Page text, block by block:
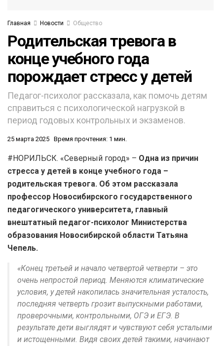
Главная Новости Общество
Родительская тревога в
конце учебного года
порождает стресс у детей
Педагог-психолог рассказала, как помочь детям
справиться с психологической нагрузкой в
период годовых контрольных и экзаменов.
25 марта 2025 Время прочтения: 1 мин.
#НОРИЛЬСК. «Северный город» – Одна из причин
стресса у детей в конце учебного года –
родительская тревога. Об этом рассказала
профессор Новосибирского государственного
педагогического университета, главный
внештатный педагог-психолог Министерства
образования Новосибирской области Татьяна
Чепель.
«Конец третьей и начало четвертой четверти – это
очень непростой период. Меняются климатические
условия, у детей накопилась значительная усталость,
последняя четверть грозит выпускными работами,
проверочными, контрольными, ОГЭ и ЕГЭ. В
результате дети выглядят и чувствуют себя усталыми
и истощенными. Видя своих детей такими, начинают